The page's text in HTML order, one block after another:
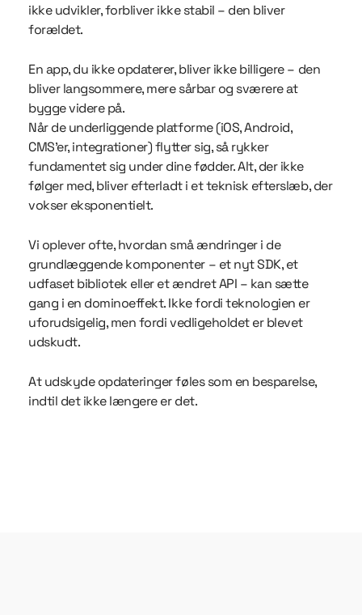
ikke udvikler, forbliver ikke stabil – den bliver
forældet.
En app, du ikke opdaterer, bliver ikke billigere – den
bliver langsommere, mere sårbar og sværere at
bygge videre på.
Når de underliggende platforme (iOS, Android,
CMS’er, integrationer) flytter sig, så rykker
fundamentet sig under dine fødder. Alt, der ikke
følger med, bliver efterladt i et teknisk efterslæb, der
vokser eksponentielt.
Vi oplever ofte, hvordan små ændringer i de
grundlæggende komponenter – et nyt SDK, et
udfaset bibliotek eller et ændret API – kan sætte
gang i en dominoeffekt. Ikke fordi teknologien er
uforudsigelig, men fordi vedligeholdet er blevet
udskudt.
At udskyde opdateringer føles som en besparelse,
indtil det ikke længere er det.